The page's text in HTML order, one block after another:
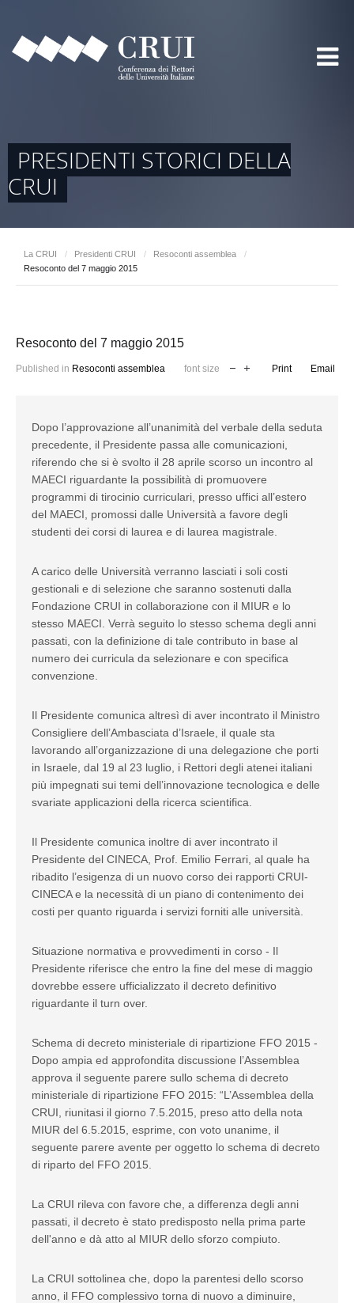
PRESIDENTI STORICI DELLA
CRUI
La CRUI / Presidenti CRUI / Resoconti assemblea
/
Resoconto del 7 maggio 2015
Resoconto del 7 maggio 2015
Published in Resoconti assemblea font size Print Email
Dopo l’approvazione all’unanimità del verbale della seduta
precedente, il Presidente passa alle comunicazioni,
riferendo che si è svolto il 28 aprile scorso un incontro al
MAECI riguardante la possibilità di promuovere
programmi di tirocinio curriculari, presso uffici all’estero
del MAECI, promossi dalle Università a favore degli
studenti dei corsi di laurea e di laurea magistrale.
A carico delle Università verranno lasciati i soli costi
gestionali e di selezione che saranno sostenuti dalla
Fondazione CRUI in collaborazione con il MIUR e lo
stesso MAECI. Verrà seguito lo stesso schema degli anni
passati, con la definizione di tale contributo in base al
numero dei curricula da selezionare e con specifica
convenzione.
Il Presidente comunica altresì di aver incontrato il Ministro
Consigliere dell’Ambasciata d’Israele, il quale sta
lavorando all’organizzazione di una delegazione che porti
in Israele, dal 19 al 23 luglio, i Rettori degli atenei italiani
più impegnati sui temi dell’innovazione tecnologica e delle
svariate applicazioni della ricerca scientifica.
Il Presidente comunica inoltre di aver incontrato il
Presidente del CINECA, Prof. Emilio Ferrari, al quale ha
ribadito l’esigenza di un nuovo corso dei rapporti CRUI-
CINECA e la necessità di un piano di contenimento dei
costi per quanto riguarda i servizi forniti alle università.
Situazione normativa e provvedimenti in corso - Il
Presidente riferisce che entro la fine del mese di maggio
dovrebbe essere ufficializzato il decreto definitivo
riguardante il turn over.
Schema di decreto ministeriale di ripartizione FFO 2015 -
Dopo ampia ed approfondita discussione l’Assemblea
approva il seguente parere sullo schema di decreto
ministeriale di ripartizione FFO 2015: “L’Assemblea della
CRUI, riunitasi il giorno 7.5.2015, preso atto della nota
MIUR del 6.5.2015, esprime, con voto unanime, il
seguente parere avente per oggetto lo schema di decreto
di riparto del FFO 2015.
La CRUI rileva con favore che, a differenza degli anni
passati, il decreto è stato predisposto nella prima parte
dell'anno e dà atto al MIUR dello sforzo compiuto.
La CRUI sottolinea che, dopo la parentesi dello scorso
anno, il FFO complessivo torna di nuovo a diminuire,